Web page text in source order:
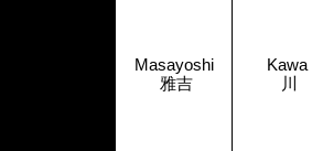
Masayoshi
雅吉
Kawa
川